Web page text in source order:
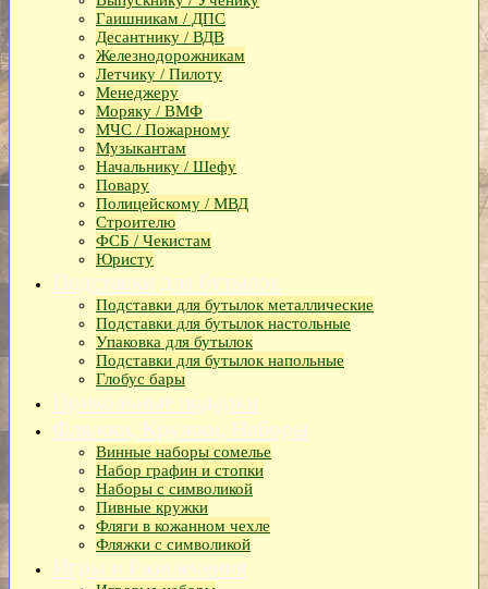
Гаишникам / ДПС
Десантнику / ВДВ
Железнодорожникам
Летчику / Пилоту
Менеджеру
Моряку / ВМФ
МЧС / Пожарному
Музыкантам
Начальнику / Шефу
Повару
Полицейскому / МВД
Строителю
ФСБ / Чекистам
Юристу
Подставки для бутылок
Подставки для бутылок металлические
Подставки для бутылок настольные
Упаковка для бутылок
Подставки для бутылок напольные
Глобус бары
Прикольные подарки
Фляжки, Кружки, Наборы
Винные наборы сомелье
Набор графин и стопки
Наборы с символикой
Пивные кружки
Фляги в кожанном чехле
Фляжки с символикой
Игры и Развлечения